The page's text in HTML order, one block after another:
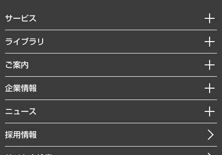
サービス
経営戦略
組織・人事戦略
デジタルイノベーション
共生・ダイバーシティ
GRC（ガバナンス・リスク・コンプライアンス）・防災（政策）
経済・産業・雇用・労働
ライブラリ
経済調査
レポート
コラム
経営用語集
受託・受注実績（官公庁関連）
ご案内
セミナー・イベント情報
MUFGビジネスセミナー
受託案件情報
企業情報
私たちの想い
社長メッセージ
会社概要
ニュース
ニュースリリース
お知らせ
採用情報